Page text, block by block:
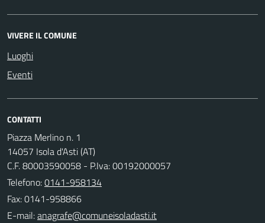
VIVERE IL COMUNE
Luoghi
Eventi
CONTATTI
Piazza Merlino n. 1
14057 Isola d'Asti (AT)
C.F. 80003590058 - P.Iva: 00192000057
Telefono:0141-958134
Fax: 0141-958866
E-mail: